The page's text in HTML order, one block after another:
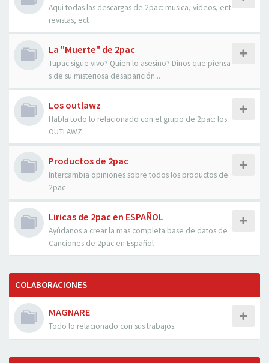
Aqui todas las descargas de 2pac: musica, videos, ent
revistas, ect
La "Muerte" de 2pac
Tupac sigue vivo? Quien lo asesino? Dinos que piensa
s de su misteriosa desaparición...
Los outlawz
Habla todo lo relacionado con el grupo de 2pac: los
OUTLAWZ
Productos de 2pac
Intercambia opiniones sobre todos los productos de
2pac
Liricas de 2pac en ESPAÑOL
Ayúdanos a crear la mas completa base de datos de
Canciones de 2pac en Español
COLABORACIONES
MAGNARE
Todo lo relacionado con sus trabajos